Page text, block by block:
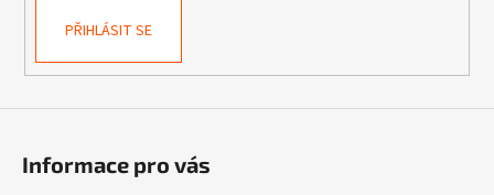
PŘIHLÁSIT SE
Informace pro vás